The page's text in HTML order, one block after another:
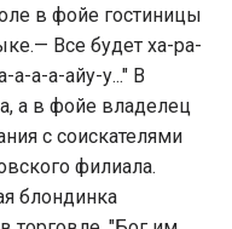
в фойе гостиницы
Все будет ха-ра-
а-а-а-айу-у..." В
а в фойе владелец
с соискателями
филиала.
блондинка